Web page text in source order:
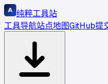
纯粹工具站
工具导航站点地图GitHub提